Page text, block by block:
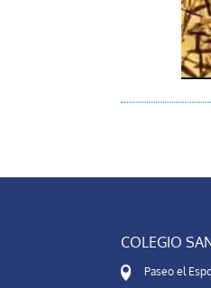
COLEGIO
Paseo el